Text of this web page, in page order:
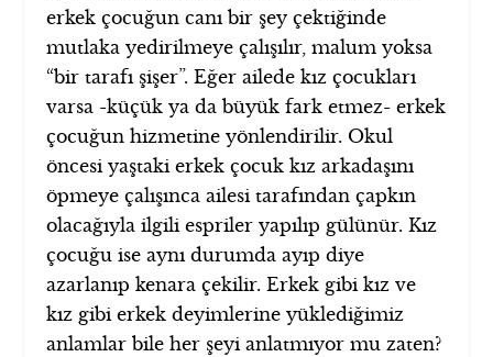
erkek çocuğun canı bir şey çektiğinde
mutlaka yedirilmeye çalışılır, malum yoksa
“bir tarafı şişer”. Eğer ailede kız çocukları
varsa -küçük ya da büyük fark etmez- erkek
çocuğun hizmetine yönlendirilir. Okul
öncesi yaştaki erkek çocuk kız arkadaşını
öpmeye çalışınca ailesi tarafından çapkın
olacağıyla ilgili espriler yapılıp gülünür. Kız
çocuğu ise aynı durumda ayıp diye
azarlanıp kenara çekilir. Erkek gibi kız ve
kız gibi erkek deyimlerine yüklediğimiz
anlamlar bile her şeyi anlatmıyor mu zaten?